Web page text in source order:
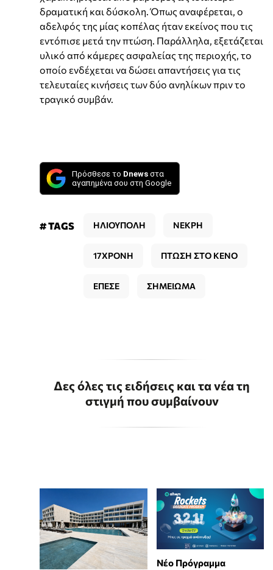
δραματική και δύσκολη. Όπως αναφέρεται, ο
αδελφός της μίας κοπέλας ήταν εκείνος που τις
εντόπισε μετά την πτώση. Παράλληλα, εξετάζεται
υλικό από κάμερες ασφαλείας της περιοχής, το
οποίο ενδέχεται να δώσει απαντήσεις για τις
τελευταίες κινήσεις των δύο ανηλίκων πριν το
τραγικό συμβάν.
Πρόσθεσε το Dnews στα
αγαπημένα σου στη Google
# TAGS ΗΛΙΟΥΠΟΛΗ ΝΕΚΡΗ
17ΧΡΟΝΗ ΠΤΩΣΗ ΣΤΟ ΚΕΝΟ
ΕΠΕΣΕ ΣΗΜΕΙΩΜΑ
Δες όλες τις ειδήσεις και τα νέα τη
στιγμή που συμβαίνουν
Νέο Πρόγραμμα